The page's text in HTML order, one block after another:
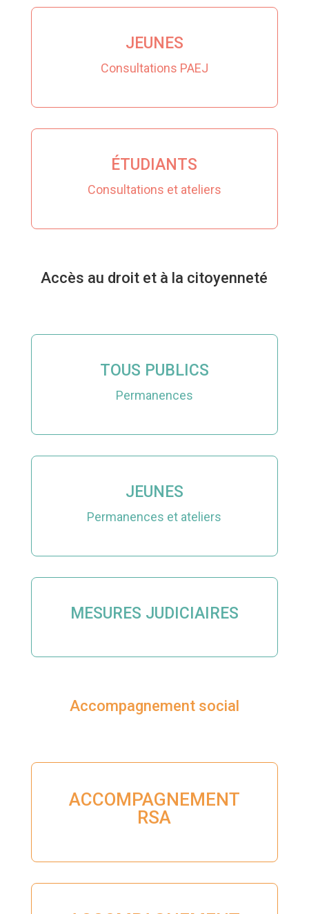
JEUNES
Consultations PAEJ
ÉTUDIANTS
Consultations et ateliers
Accès au droit et à la citoyenneté
TOUS PUBLICS
Permanences
JEUNES
Permanences et ateliers
MESURES JUDICIAIRES
Accompagnement social
ACCOMPAGNEMENT
RSA